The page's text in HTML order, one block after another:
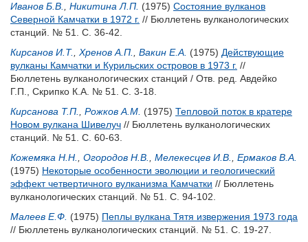
Иванов Б.В.
Никитина Л.П. (1975) Состояние вулканов
Северной Камчатки в 1972 г. // Бюллетень вулканологических
станций. № 51. С. 36-42.
Кирсанов И.Т.
Хренов А.П. Вакин Е.А. (1975) Действующие
вулканы Камчатки и Курильских островов в 1973 г. //
Бюллетень вулканологических станций / Отв. ред. Авдейко
Г.П.
Скрипко К.А. № 51. С. 3-18.
Кирсанова Т.П.
Рожков А.М. (1975) Тепловой поток в кратере
Новом вулкана Шивелуч // Бюллетень вулканологических
станций. № 51. С. 60-63.
Кожемяка Н.Н.
Огородов Н.В. Мелекесцев И.В.
Ермаков В.А.
(1975) Некоторые особенности эволюции и геологический
эффект четвертичного вулканизма Камчатки // Бюллетень
вулканологических станций. № 51. С. 94-102.
Малеев Е.Ф. (1975) Пеплы вулкана Тятя извержения 1973 года
// Бюллетень вулканологических станций. № 51. С. 19-27.